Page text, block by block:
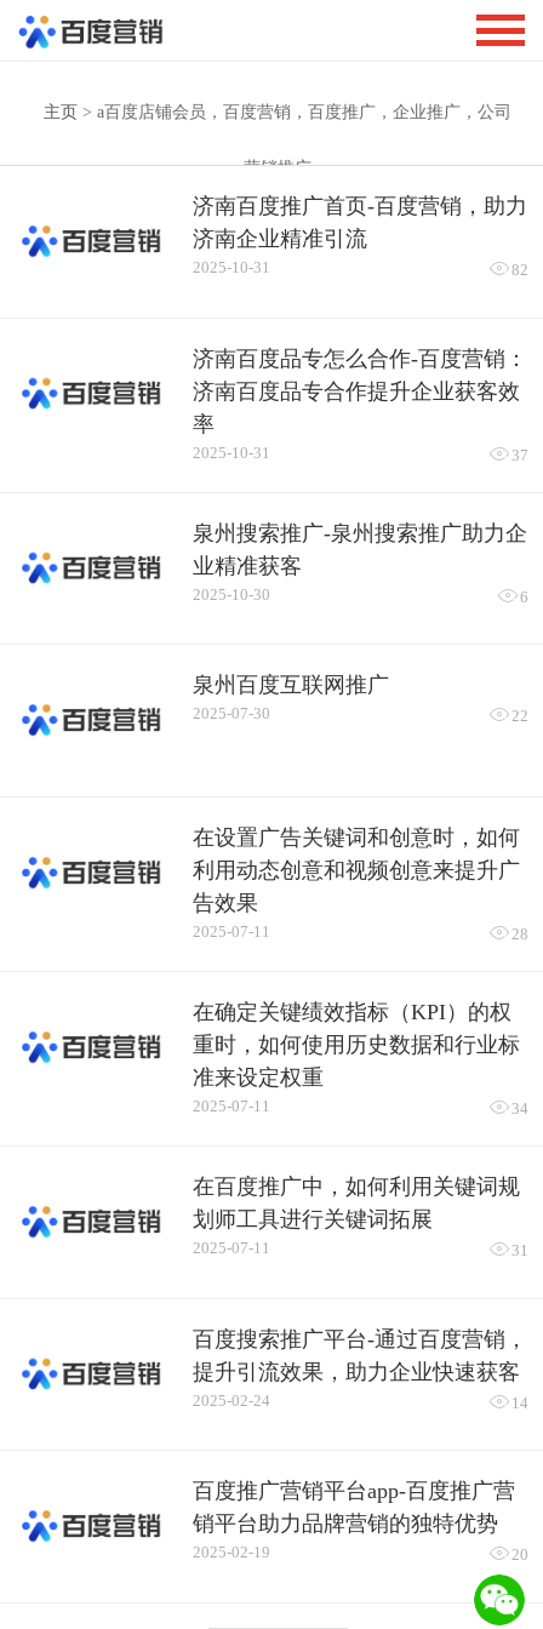
主页 > a百度店铺会员，百度营销，百度推广，企业推广，公司
营销推广
济南百度推广首页-百度营销，助力
济南企业精准引流
2025-10-31 82
济南百度品专怎么合作-百度营销：
济南百度品专合作提升企业获客效
率
2025-10-31 37
泉州搜索推广-泉州搜索推广助力企
业精准获客
2025-10-30 6
泉州百度互联网推广
2025-07-30 22
在设置广告关键词和创意时，如何
利用动态创意和视频创意来提升广
告效果
2025-07-11  28
在确定关键绩效指标（KPI）的权
重时，如何使用历史数据和行业标
准来设定权重
2025-07-11 34
在百度推广中，如何利用关键词规
划师工具进行关键词拓展
2025-07-11 31
百度搜索推广平台-通过百度营销，
提升引流效果，助力企业快速获客
2025-02-24  14
百度推广营销平台app-百度推广营
销平台助力品牌营销的独特优势
2025-02-19 20